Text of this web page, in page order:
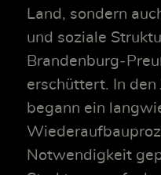
Land, sondern
und soziale
erschüttert. In den
begann ein
Notwendigkeit